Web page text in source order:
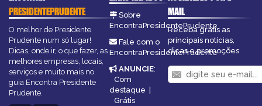
PRESIDENTEPRUDENTE
O melhor de Presidente
Prudente num só lugar!
Dicas, onde ir, o que fazer, as
melhores empresas, locais,
serviços e muito mais no
guia Encontra Presidente
Prudente.
Sobre
EncontraPresidentePrudente
Fale com o
EncontraPresidentePrudente
ANUNCIE:
Com
destaque
Grátis
MAIL
Receba grátis as
principais notícias,
dicas e promoções